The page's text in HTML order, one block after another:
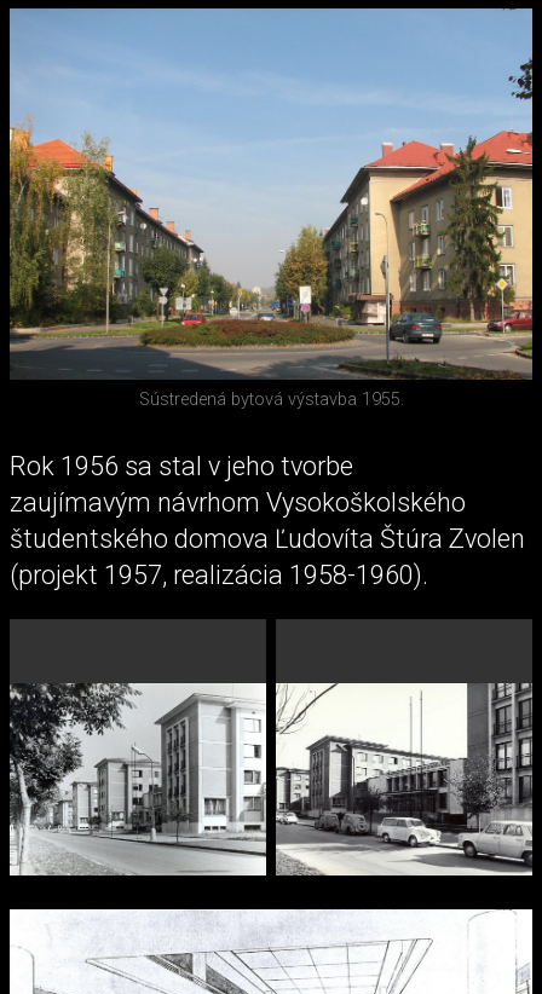
Sústredená bytová výstavba 1955.
Rok 1956 sa stal v jeho tvorbe
zaujímavým návrhom Vysokoškolského
študentského domova Ľudovíta Štúra Zvolen
(projekt 1957, realizácia 1958-1960).